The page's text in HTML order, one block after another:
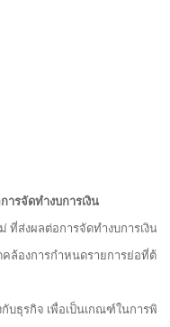
ารจัดทำงบการเงิน
ที่ส่งผลต่อการจัดทำงบการเงินใ
ล้องการกำหนดรายการย่อที่ต้อง
บธุรกิจ เพื่อเป็นเกณฑ์ในการพิจ